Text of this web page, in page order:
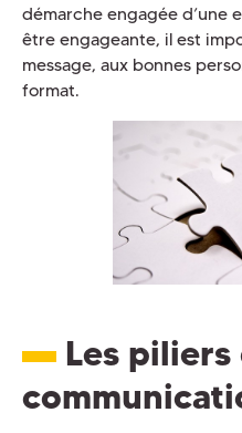
démarche engagée d’une
être engageante, il est
message, aux bonnes
format.
Les piliers